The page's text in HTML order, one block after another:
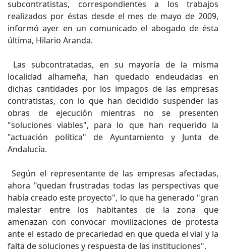
subcontratistas, correspondientes a los trabajos
realizados por éstas desde el mes de mayo de 2009,
informó ayer en un comunicado el abogado de ésta
última, Hilario Aranda.
Las subcontratadas, en su mayoría de la misma
localidad alhameña, han quedado endeudadas en
dichas cantidades por los impagos de las empresas
contratistas, con lo que han decidido suspender las
obras de ejecución mientras no se presenten
"soluciones viables", para lo que han requerido la
"actuación política" de Ayuntamiento y Junta de
Andalucía.
Según el representante de las empresas afectadas,
ahora "quedan frustradas todas las perspectivas que
había creado este proyecto", lo que ha generado "gran
malestar entre los habitantes de la zona que
amenazan con convocar movilizaciones de protesta
ante el estado de precariedad en que queda el vial y la
falta de soluciones y respuesta de las instituciones".